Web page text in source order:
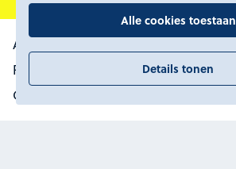
Alle cookies toestaan
Details tonen
Algemene voorwaarden
Proclaimer, toegankelijkheid en privacy
Certificering